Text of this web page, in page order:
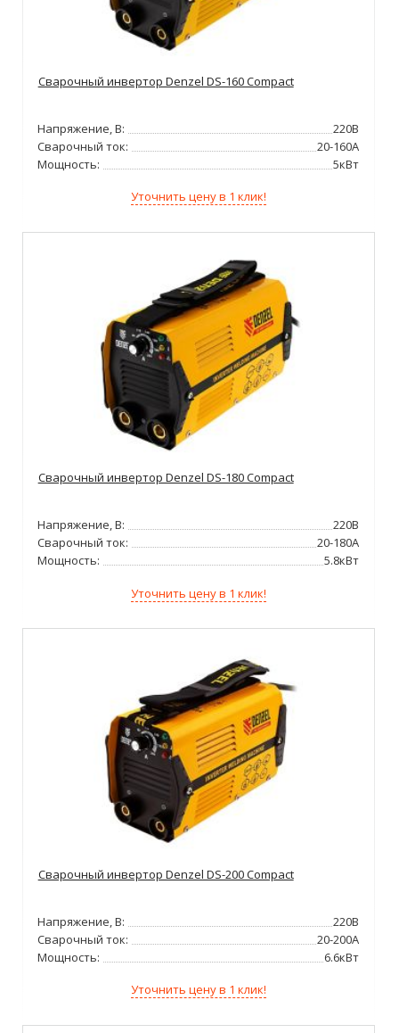
Сварочный инвертор Denzel DS-160 Compact
Напряжение, В:
220В
Сварочный ток:
20-160А
Мощность:
5кВт
Уточнить цену в 1 клик!
Сварочный инвертор Denzel DS-180 Compact
Напряжение, В:
220В
Сварочный ток:
20-180А
Мощность:
5.8кВт
Уточнить цену в 1 клик!
Сварочный инвертор Denzel DS-200 Compact
Напряжение, В:
220В
Сварочный ток:
20-200А
Мощность:
6.6кВт
Уточнить цену в 1 клик!